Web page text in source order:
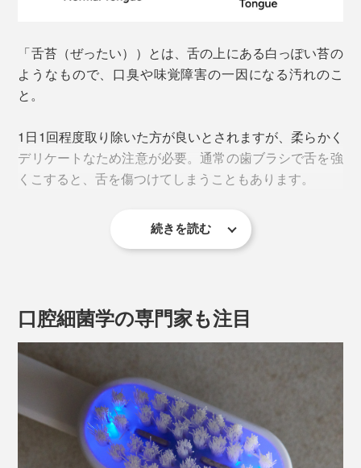
韓国・蔚山大学病院での２週間の臨床実験
指数（GI）に改善が見られ、その性能は175％！
に行き渡るか不安になるかもしれませんが、大丈夫。ブ
ラシの毛が細く長いので、よくしなり、奥歯や歯のスキ
マにも問題なく届きます。
約2分30秒経つと、電源は自動でオフ。使用後は丸ごと
水洗いしても問題ありません。防水レベルは一定時間水
に沈めても浸水することのないIPX8です。
「舌苔（ぜったい））とは、舌の上にある白っぽい苔の
ようなもので、口臭や味覚障害の一因になる汚れのこ
と。
1日1回程度取り除いた方が良いとされますが、柔らかく
デリケートなため注意が必要。通常の歯ブラシで舌を強
くこすると、舌を傷つけてしまうこともあります。
その点『PLAQLES』なら安心。こすらずともブラシを
本品使用後の舌苔は約65％減（※１）。口臭は約74％減
。舌磨きを習慣にして、お口の清潔をキープしてく
ださい。
※1 Ellead人体適用試験報告書 (EL-220128046-02) 30人対象のイメージ分析プログ
ラムによる 評価
※2 Ellead人体適用試験報告書 (EL-220128046-01) 32人対象のOral Chromaを用い
た メチルメルカプタン測定
続きを読む
口腔細菌学の専門家も注目